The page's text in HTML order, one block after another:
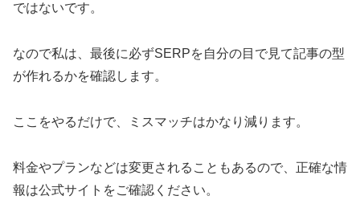
ではないです。
なので私は、最後に必ずSERPを自分の目で見て記事の型
が作れるかを確認します。
ここをやるだけで、ミスマッチはかなり減ります。
料金やプランなどは変更されることもあるので、正確な情
報は公式サイトをご確認ください。